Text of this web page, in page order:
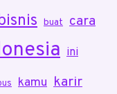
buat cara
ini
kamu karir